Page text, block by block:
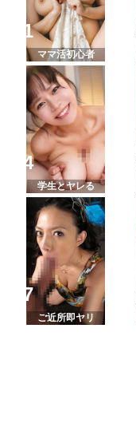
ママ活初心者
学生とヤレる
ご近所即ヤリ